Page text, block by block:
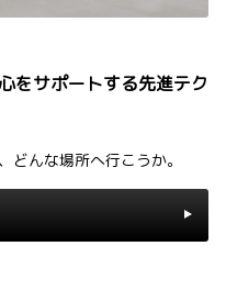
をサポートする先進テク
どんな場所へ行こうか。